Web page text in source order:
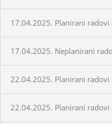
17.04.2025. Planirani
17.04.2025. Neplanirani
22.04.2025. Planirani
22.04.2025. Planirani